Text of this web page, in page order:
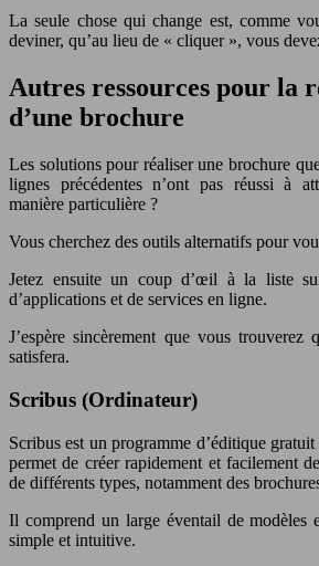
La seule chose qui change est, comme
deviner, qu’au lieu de « cliquer », vous
Autres ressources pour la
d’une brochure
Les solutions pour réaliser une brochure
lignes précédentes n’ont pas réussi à
manière particulière ?
Vous cherchez des outils alternatifs pour
Jetez ensuite un coup d’œil à la liste
d’applications et de services en ligne.
J’espère sincèrement que vous trouverez
satisfera.
Scribus (Ordinateur)
Scribus est un programme d’éditique
permet de créer rapidement et facilement
de différents types, notamment des
Il comprend un large éventail de modèles
simple et intuitive.